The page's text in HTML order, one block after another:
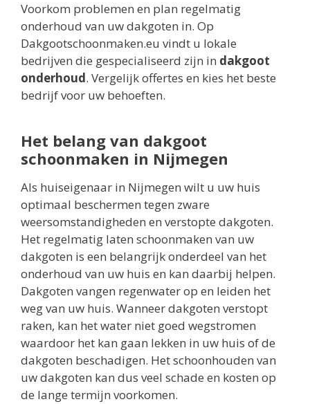
Voorkom problemen en plan regelmatig
onderhoud van uw dakgoten in. Op
Dakgootschoonmaken.eu vindt u lokale
bedrijven die gespecialiseerd zijn in dakgoot
onderhoud. Vergelijk offertes en kies het beste
bedrijf voor uw behoeften.
Het belang van dakgoot
schoonmaken in Nijmegen
Als huiseigenaar in Nijmegen wilt u uw huis
optimaal beschermen tegen zware
weersomstandigheden en verstopte dakgoten.
Het regelmatig laten schoonmaken van uw
dakgoten is een belangrijk onderdeel van het
onderhoud van uw huis en kan daarbij helpen.
Dakgoten vangen regenwater op en leiden het
weg van uw huis. Wanneer dakgoten verstopt
raken, kan het water niet goed wegstromen
waardoor het kan gaan lekken in uw huis of de
dakgoten beschadigen. Het schoonhouden van
uw dakgoten kan dus veel schade en kosten op
de lange termijn voorkomen.